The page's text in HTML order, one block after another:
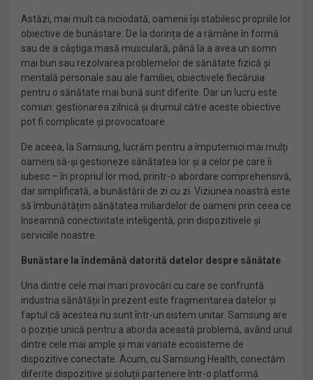
Astăzi, mai mult ca niciodată, oamenii își stabilesc propriile lor
obiective de bunăstare. De la dorința de a rămâne în formă
sau de a câștiga masă musculară, până la a avea un somn
mai bun sau rezolvarea problemelor de sănătate fizică și
mentală personale sau ale familiei, obiectivele fiecăruia
pentru o sănătate mai bună sunt diferite. Dar un lucru este
comun: gestionarea zilnică și drumul către aceste obiective
pot fi complicate și provocatoare.
De aceea, la Samsung, lucrăm pentru a împuternici mai mulți
oameni să-și gestioneze sănătatea lor și a celor pe care îi
iubesc – în propriul lor mod, printr-o abordare comprehensivă,
dar simplificată, a bunăstării de zi cu zi. Viziunea noastră este
să îmbunătățim sănătatea miliardelor de oameni prin ceea ce
înseamnă conectivitate inteligentă, prin dispozitivele și
serviciile noastre.
Bunăstare la îndemână datorită datelor despre sănătate
Una dintre cele mai mari provocări cu care se confruntă
industria sănătății în prezent este fragmentarea datelor și
faptul că acestea nu sunt într-un sistem unitar. Samsung are
o poziție unică pentru a aborda această problemă, având unul
dintre cele mai ample și mai variate ecosisteme de
dispozitive conectate. Acum, cu Samsung Health, conectăm
diferite dispozitive și soluții partenere într-o platformă